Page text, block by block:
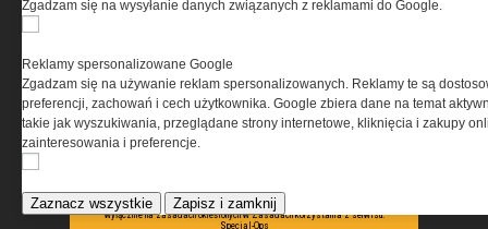
Producenta bazy danych zastrzeżone. Jakiekolwiek dalsze rozpowszechnianie
artykułów zabronione. Korzystanie z serwisu i zamieszczonych w nim utworów i danych
wyłącznie na zasadach określonych w Zasadach korzystania z serwisu.
Special-Ops
Zgadzam się na wysyłanie danych związanych z reklamami do Google.
Reklamy spersonalizowane Google
Zgadzam się na używanie reklam spersonalizowanych. Reklamy te są
preferencji, zachowań i cech użytkownika. Google zbiera dane na temat
takie jak wyszukiwania, przeglądane strony internetowe, kliknięcia i zakupy
zainteresowania i preferencje.
Zaznacz wszystkie Zapisz i zamknij